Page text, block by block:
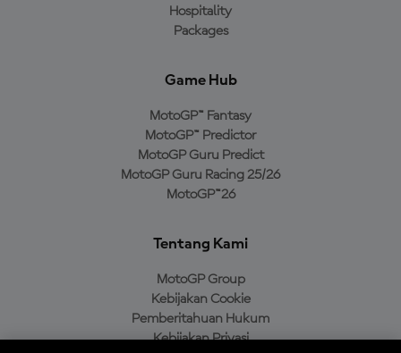
Hospitality
Packages
Game Hub
MotoGP™ Fantasy
MotoGP™ Predictor
MotoGP Guru Predict
MotoGP Guru Racing 25/26
MotoGP™26
Tentang Kami
MotoGP Group
Kebijakan Cookie
Pemberitahuan Hukum
Kebijakan Privasi